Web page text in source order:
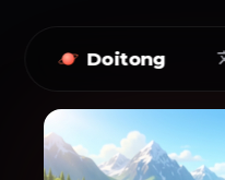
Doitong